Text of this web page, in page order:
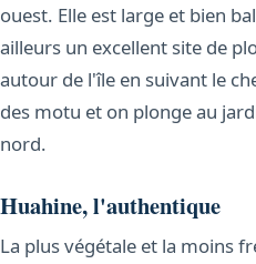
ouest. Elle est large et bien
ailleurs un excellent site de
autour de l'île en suivant le
des motu et on plonge au
nord.
Huahine, l'authentique
La plus végétale et la moins